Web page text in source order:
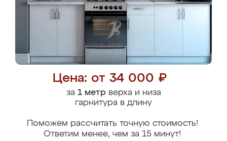
Цена: от 34 000 ₽
за 1 метрверха и низа
гарнитура в длину
Поможем рассчитать точную стоимость!
Ответим менее, чем за 15 минут!